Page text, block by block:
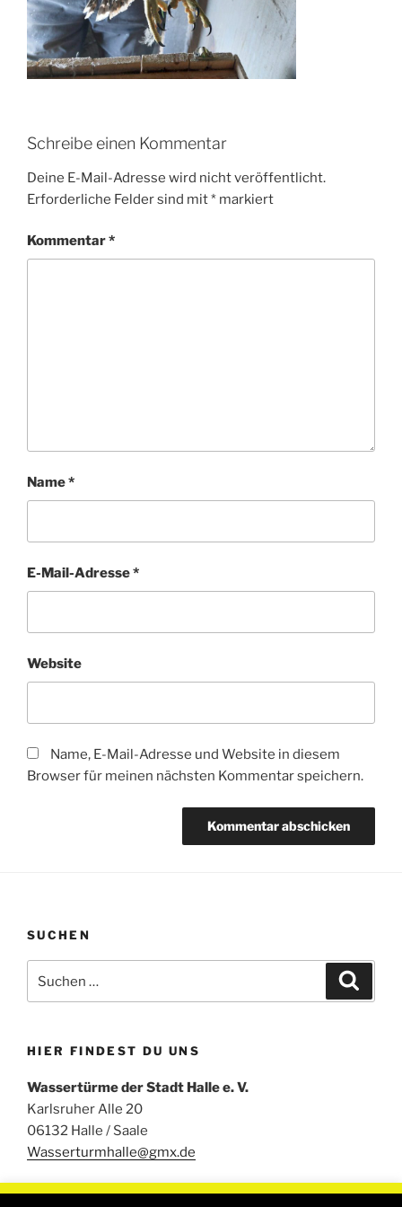
Schreibe einen Kommentar
Deine E-Mail-Adresse wird nicht veröffentlicht.
Erforderliche Felder sind mit* markiert
Kommentar*
Name*
E-Mail-Adresse*
Website
Name, E-Mail-Adresse und Website in diesem
Browser für meinen nächsten Kommentar speichern.
SUCHEN
nach:
HIER FINDEST DU UNS
Wassertürme der Stadt Halle e. V.
Karlsruher Alle 20
06132 Halle / Saale
Wasserturmhalle@gmx.de